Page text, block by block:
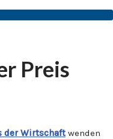
Preis
der Wirtschaft wenden